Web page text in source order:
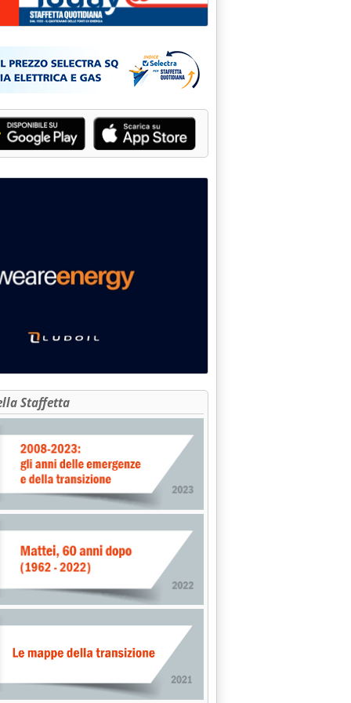
'Garante, senza trattativa difficile impedire lo sciopero dei
Staffetta